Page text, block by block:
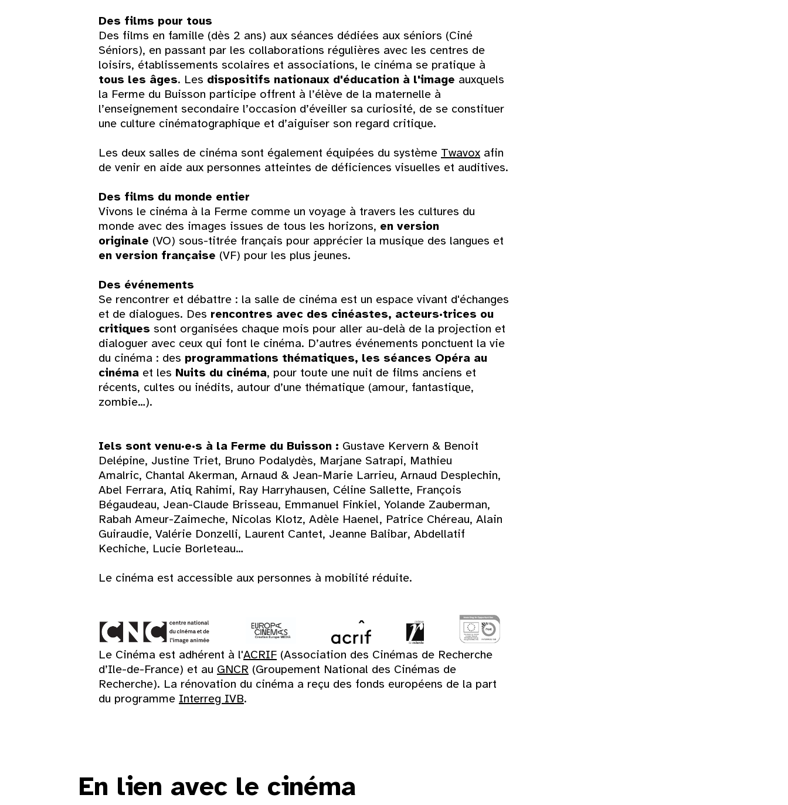
11 12 13 14
18 19 20 21 22 23
25 26 27 28 29 30
Des films pour tous
Des films en famille (dès 2 ans) aux séances dédiées aux séniors (Ciné
Séniors), en passant par les collaborations régulières avec les centres de
loisirs, établissements scolaires et associations, le cinéma se pratique à
tous les âges. Les dispositifs nationaux d'éducation à l'image auxquels
la Ferme du Buisson participe offrent à l’élève de la maternelle à
l’enseignement secondaire l’occasion d’éveiller sa curiosité, de se constituer
une culture cinématographique et d’aiguiser son regard critique.
Les deux salles de cinéma sont également équipées du système Twavox afin
de venir en aide aux personnes atteintes de déficiences visuelles et auditives.
Des films du monde entier
Vivons le cinéma à la Ferme comme un voyage à travers les cultures du
monde avec des images issues de tous les horizons, en version
originale (VO) sous-titrée français pour apprécier la musique des langues et
en version française (VF) pour les plus jeunes.
Des événements
Se rencontrer et débattre : la salle de cinéma est un espace vivant d'échanges
et de dialogues. Des rencontres avec des cinéastes, acteurs·trices ou
critiques sont organisées chaque mois pour aller au-delà de la projection et
dialoguer avec ceux qui font le cinéma. D’autres événements ponctuent la vie
du cinéma : des programmations thématiques, les séances Opéra au
cinéma et les Nuits du cinéma, pour toute une nuit de films anciens et
récents, cultes ou inédits, autour d’une thématique (amour, fantastique,
zombie…).
Iels sont venu·e·s à la Ferme du Buisson : Gustave Kervern & Benoit
Delépine, Justine Triet, Bruno Podalydès, Marjane Satrapi, Mathieu
Amalric, Chantal Akerman, Arnaud & Jean-Marie Larrieu, Arnaud Desplechin,
Abel Ferrara, Atiq Rahimi, Ray Harryhausen, Céline Sallette, François
Bégaudeau, Jean-Claude Brisseau, Emmanuel Finkiel, Yolande Zauberman,
Rabah Ameur-Zaimeche, Nicolas Klotz, Adèle Haenel, Patrice Chéreau, Alain
Guiraudie, Valérie Donzelli, Laurent Cantet, Jeanne Balibar, Abdellatif
Kechiche, Lucie Borleteau…
Le cinéma est accessible aux personnes à mobilité réduite.
Le Cinéma est adhérent à l'ACRIF (Association des Cinémas de Recherche
d’Ile-de-France) et au GNCR (Groupement National des Cinémas de
Recherche). La rénovation du cinéma a reçu des fonds européens de la part
du programme Interreg IVB.
En lien avec le cinéma